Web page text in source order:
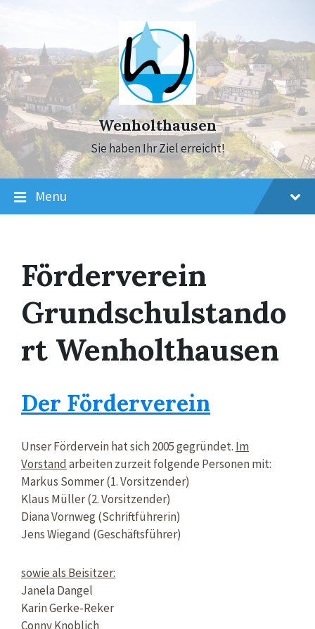
navigation
Wenholthausen
Sie haben Ihr Ziel erreicht!
Menu
Förderverein
Grundschulstando
rt Wenholthausen
Der Förderverein
Unser Fördervein hat sich 2005 gegründet. Im
Vorstandarbeiten zurzeit folgende Personen mit:
Markus Sommer (1. Vorsitzender)
Klaus Müller (2. Vorsitzender)
Diana Vornweg (Schriftführerin)
Jens Wiegand (Geschäftsführer)
sowie als Beisitzer:
Janela Dangel
Karin Gerke-Reker
Conny Knoblich